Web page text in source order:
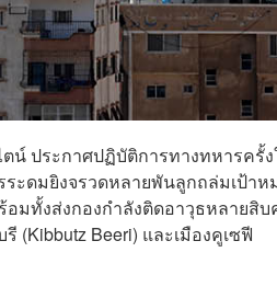
น์ ประกาศปฏิบัติการทางทหารครั้
ระดมยิงจรวดหลายพันลูกถล่มเป้าห
อมทั้งส่งกองกำลังติดอาวุธหลายสิ
(Kibbutz Beeri) และเมืองคูเซฟี